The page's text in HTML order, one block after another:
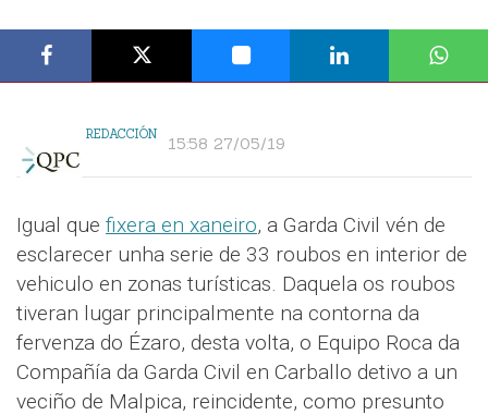
REDACCIÓN 15:58 27/05/19
Igual que fixera en xaneiro, a Garda Civil vén de
esclarecer unha serie de 33 roubos en interior de
vehiculo en zonas turísticas. Daquela os roubos
tiveran lugar principalmente na contorna da
fervenza do Ézaro, desta volta, o Equipo Roca da
Compañía da Garda Civil en Carballo detivo a un
veciño de Malpica, reincidente, como presunto